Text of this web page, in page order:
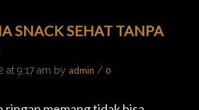
SNACK SEHAT TANPA
at 9:17 am by admin / 0